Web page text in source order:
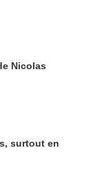
Nicolas
surtout en